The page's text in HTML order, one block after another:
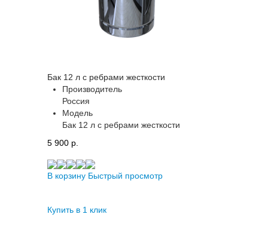
Бак 12 л с ребрами жесткости
Производитель
Россия
Модель
Бак 12 л с ребрами жесткости
5 900 p.
В корзину Быстрый просмотр
Купить в 1 клик